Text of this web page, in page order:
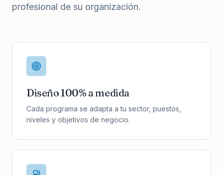
profesional de su organización.
Diseño 100% a medida
Cada programa se adapta a tu sector, puestos,
niveles y objetivos de negocio.